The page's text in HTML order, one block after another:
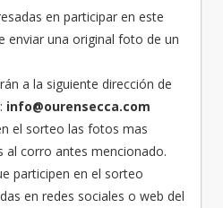
en participar en este
enviar una original foto de un
a la siguiente dirección de
info@ourensecca.com
el sorteo las fotos mas
al corro antes mencionado.
participen en el sorteo
en redes sociales o web del